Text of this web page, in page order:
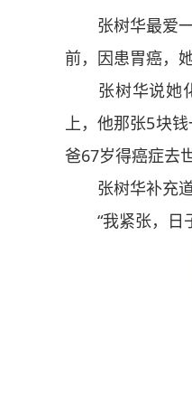
张树华最爱一
前，因患胃癌，
张树华说她化
上，他那张5块
爸67岁得癌症去
张树华补充道
“我紧张，日子